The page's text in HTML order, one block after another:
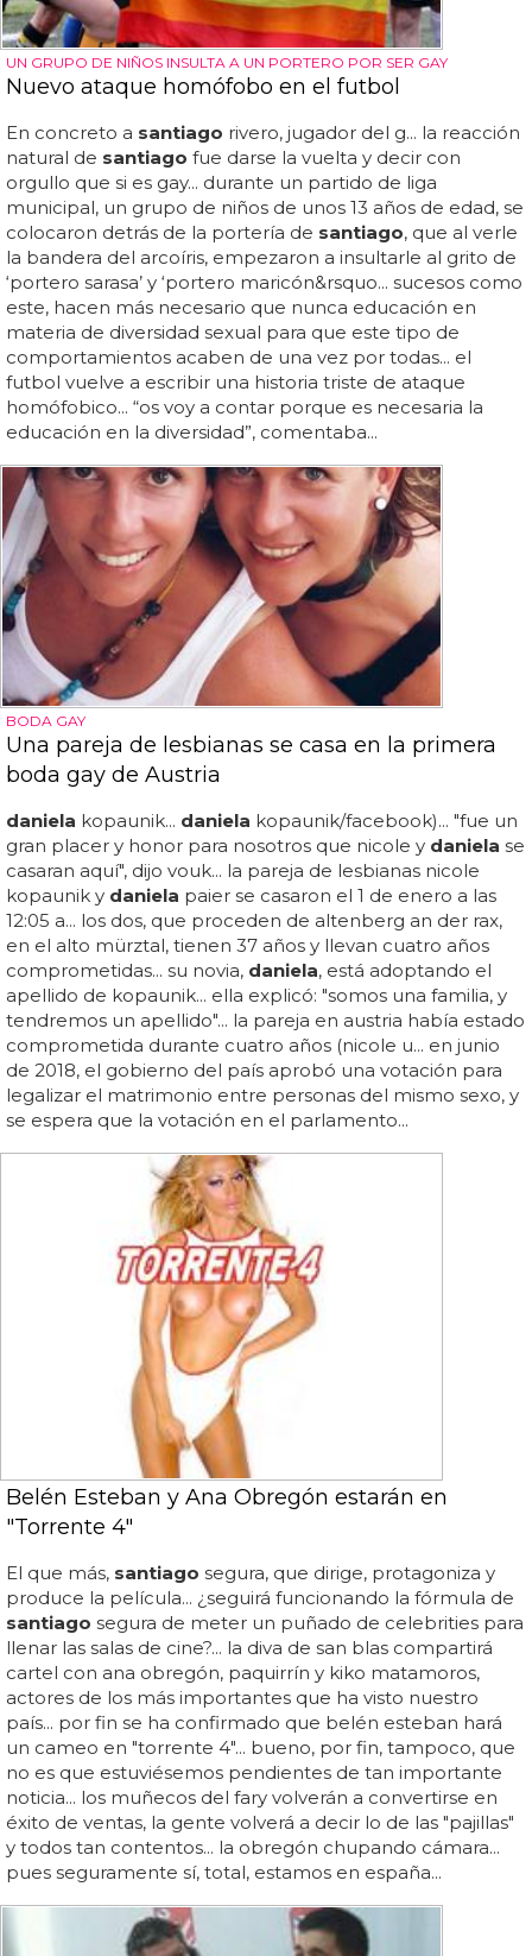
UN GRUPO DE NIÑOS INSULTA A UN PORTERO POR SER GAY
Nuevo ataque homófobo en el futbol
En concreto a santiago rivero, jugador del g... la reacción
natural de santiago fue darse la vuelta y decir con
orgullo que si es gay... durante un partido de liga
municipal, un grupo de niños de unos 13 años de edad, se
colocaron detrás de la portería de santiago, que al verle
la bandera del arcoíris, empezaron a insultarle al grito de
‘portero sarasa’ y ‘portero maricón&rsquo... sucesos como
este, hacen más necesario que nunca educación en
materia de diversidad sexual para que este tipo de
comportamientos acaben de una vez por todas... el
futbol vuelve a escribir una historia triste de ataque
homófobico... “os voy a contar porque es necesaria la
educación en la diversidad”, comentaba...
BODA GAY
Una pareja de lesbianas se casa en la primera
boda gay de Austria
daniela kopaunik... daniela kopaunik/facebook)... "fue un
gran placer y honor para nosotros que nicole y daniela se
casaran aquí", dijo vouk... la pareja de lesbianas nicole
kopaunik y daniela paier se casaron el 1 de enero a las
12:05 a... los dos, que proceden de altenberg an der rax,
en el alto mürztal, tienen 37 años y llevan cuatro años
comprometidas... su novia, daniela, está adoptando el
apellido de kopaunik... ella explicó: "somos una familia, y
tendremos un apellido"... la pareja en austria había estado
comprometida durante cuatro años (nicole u... en junio
de 2018, el gobierno del país aprobó una votación para
legalizar el matrimonio entre personas del mismo sexo, y
se espera que la votación en el parlamento...
Belén Esteban y Ana Obregón estarán en
"Torrente 4"
El que más, santiago segura, que dirige, protagoniza y
produce la película... ¿seguirá funcionando la fórmula de
santiago segura de meter un puñado de celebrities para
llenar las salas de cine?... la diva de san blas compartirá
cartel con ana obregón, paquirrín y kiko matamoros,
actores de los más importantes que ha visto nuestro
país... por fin se ha confirmado que belén esteban hará
un cameo en "torrente 4"... bueno, por fin, tampoco, que
no es que estuviésemos pendientes de tan importante
noticia... los muñecos del fary volverán a convertirse en
éxito de ventas, la gente volverá a decir lo de las "pajillas"
y todos tan contentos... la obregón chupando cámara...
pues seguramente sí, total, estamos en españa...